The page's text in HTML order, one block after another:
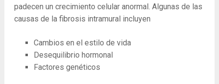
padecen un crecimiento celular anormal. Algunas de las
causas de la fibrosis intramural incluyen
Cambios en el estilo de vida
Desequilibrio hormonal
Factores genéticos